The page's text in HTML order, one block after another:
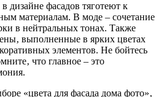
дизайне фасадов тяготеют к
материалам. В моде – сочетание
в нейтральных тонах. Также
выполненные в ярких цветах
элементов. Не бойтесь
что главное – это
«цвета для фасада дома фото»‚